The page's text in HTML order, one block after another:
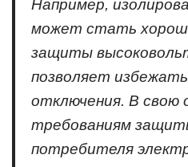
Например,
может стать
защиты
позволяет
отключения. В свою
требованиям
потребителя